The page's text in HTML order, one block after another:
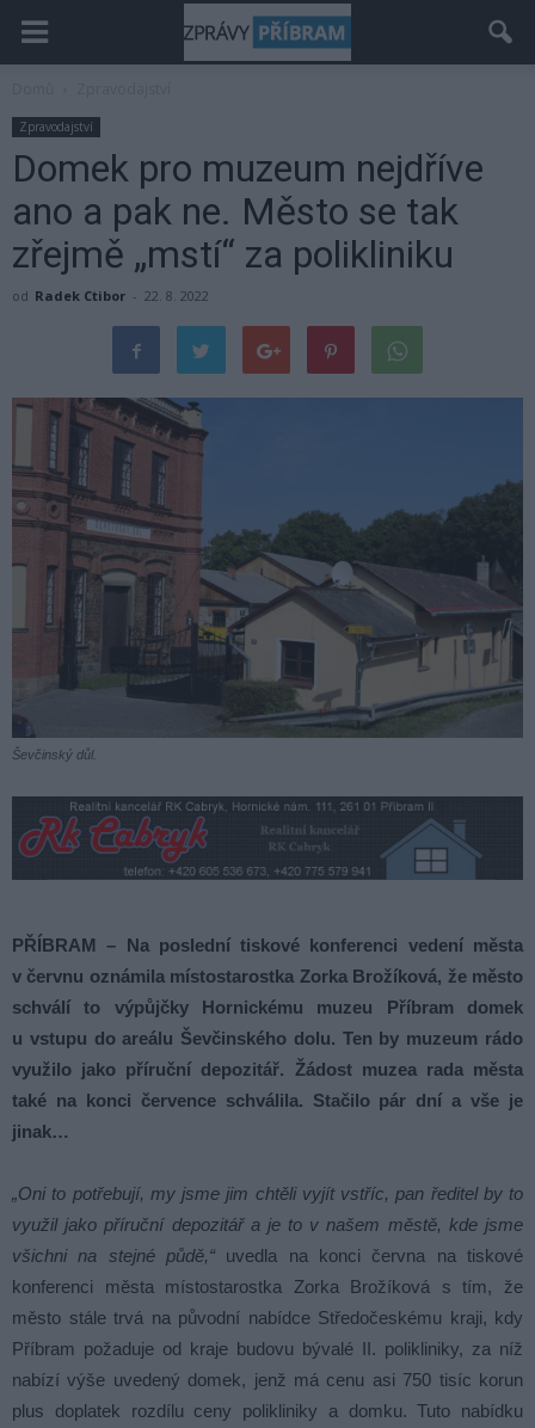
Zpravodajství
Domek pro muzeum nejdříve
ano a pak ne. Město se tak
zřejmě „mstí“ za polikliniku
od Radek Ctibor - 22. 8. 2022
Ševčinský důl.
PŘÍBRAM – Na poslední tiskové konferenci vedení města
v červnu oznámila místostarostka Zorka Brožíková, že město
schválí to výpůjčky Hornickému muzeu Příbram domek
u vstupu do areálu Ševčinského dolu. Ten by muzeum rádo
využilo jako příruční depozitář. Žádost muzea rada města
také na konci července schválila. Stačilo pár dní a vše je
jinak…
„Oni to potřebují, my jsme jim chtěli vyjít vstříc, pan ředitel by to
využil jako příruční depozitář a je to v našem městě, kde jsme
všichni na stejné půdě,“ uvedla na konci června na tiskové
konferenci města místostarostka Zorka Brožíková s tím, že
město stále trvá na původní nabídce Středočeskému kraji, kdy
Příbram požaduje od kraje budovu bývalé II. polikliniky, za níž
nabízí výše uvedený domek, jenž má cenu asi 750 tisíc korun
plus doplatek rozdílu ceny polikliniky a domku. Tuto nabídku